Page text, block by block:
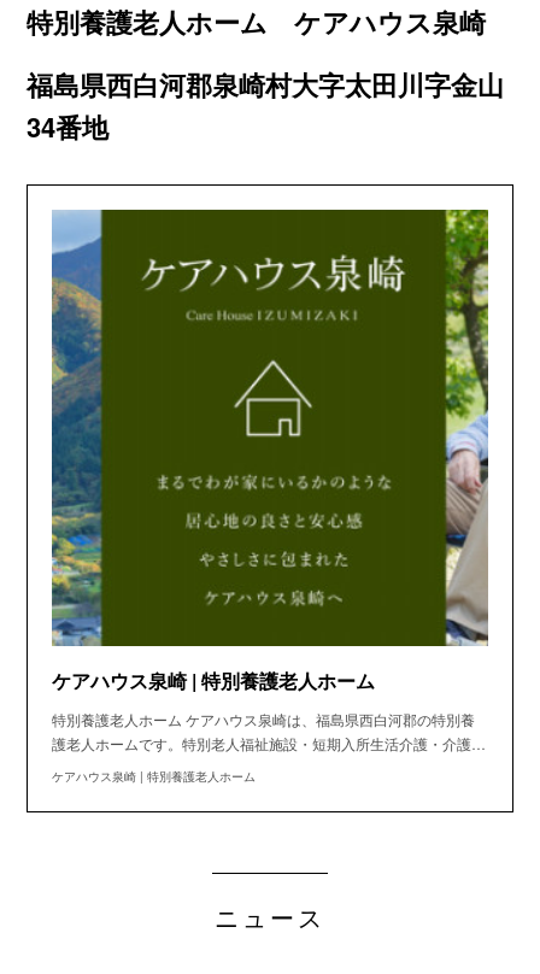
特別養護老人ホーム ケアハウス泉崎
福島県西白河郡泉崎村大字太田川字金山
34番地
ケアハウス泉崎 | 特別養護老人ホーム
特別養護老人ホーム ケアハウス泉崎は、福島県西白河郡の特別養
護老人ホームです。特別老人福祉施設・短期入所生活介護・介護…
ケアハウス泉崎 | 特別養護老人ホーム
ニュース